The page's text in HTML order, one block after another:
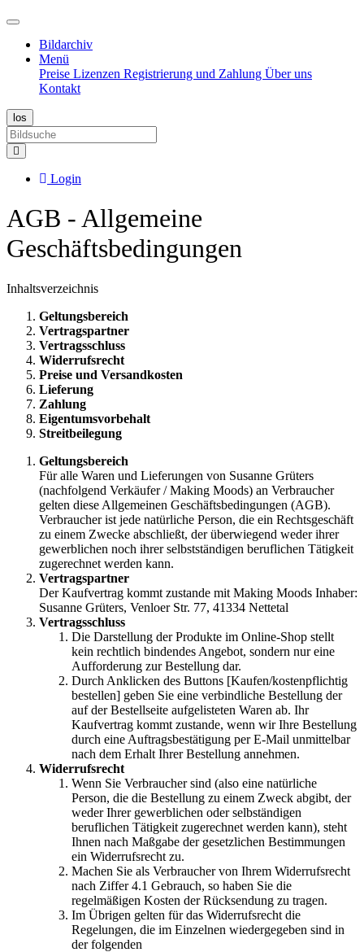
Bildarchiv
Menü
Preise Lizenzen Registrierung und Zahlung Über uns
Kontakt
Login
AGB - Allgemeine
Geschäftsbedingungen
Inhaltsverzeichnis
Geltungsbereich
Vertragspartner
Vertragsschluss
Widerrufsrecht
Preise und Versandkosten
Lieferung
Zahlung
Eigentumsvorbehalt
Streitbeilegung
Geltungsbereich
Für alle Waren und Lieferungen von Susanne Grüters
(nachfolgend Verkäufer / Making Moods) an Verbraucher
gelten diese Allgemeinen Geschäftsbedingungen (AGB).
Verbraucher ist jede natürliche Person, die ein Rechtsgeschäft
zu einem Zwecke abschließt, der überwiegend weder ihrer
gewerblichen noch ihrer selbstständigen beruflichen Tätigkeit
zugerechnet werden kann.
Vertragspartner
Der Kaufvertrag kommt zustande mit Making Moods Inhaber:
Susanne Grüters, Venloer Str. 77, 41334 Nettetal
Vertragsschluss
Die Darstellung der Produkte im Online-Shop stellt
kein rechtlich bindendes Angebot, sondern nur eine
Aufforderung zur Bestellung dar.
Durch Anklicken des Buttons [Kaufen/kostenpflichtig
bestellen] geben Sie eine verbindliche Bestellung der
auf der Bestellseite aufgelisteten Waren ab. Ihr
Kaufvertrag kommt zustande, wenn wir Ihre Bestellung
durch eine Auftragsbestätigung per E-Mail unmittelbar
nach dem Erhalt Ihrer Bestellung annehmen.
Widerrufsrecht
Wenn Sie Verbraucher sind (also eine natürliche
Person, die die Bestellung zu einem Zweck abgibt, der
weder Ihrer gewerblichen oder selbständigen
beruflichen Tätigkeit zugerechnet werden kann), steht
Ihnen nach Maßgabe der gesetzlichen Bestimmungen
ein Widerrufsrecht zu.
Machen Sie als Verbraucher von Ihrem Widerrufsrecht
nach Ziffer 4.1 Gebrauch, so haben Sie die
regelmäßigen Kosten der Rücksendung zu tragen.
Im Übrigen gelten für das Widerrufsrecht die
Regelungen, die im Einzelnen wiedergegeben sind in
der folgenden